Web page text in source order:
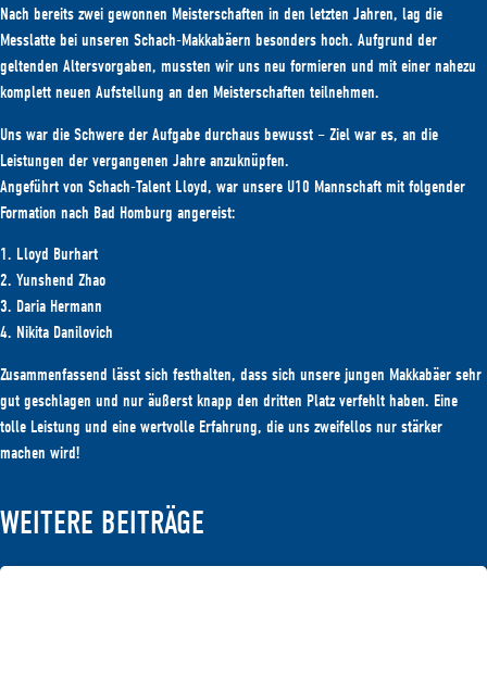
Nach bereits zwei gewonnen Meisterschaften in den letzten Jahren, lag die
Messlatte bei unseren Schach-Makkabäern besonders hoch. Aufgrund der
geltenden Altersvorgaben, mussten wir uns neu formieren und mit einer nahezu
komplett neuen Aufstellung an den Meisterschaften teilnehmen.
Uns war die Schwere der Aufgabe durchaus bewusst – Ziel war es, an die
Leistungen der vergangenen Jahre anzuknüpfen.
Angeführt von Schach-Talent Lloyd, war unsere U10 Mannschaft mit folgender
Formation nach Bad Homburg angereist:
1. Lloyd Burhart
2. Yunshend Zhao
3. Daria Hermann
4. Nikita Danilovich
Zusammenfassend lässt sich festhalten, dass sich unsere jungen Makkabäer sehr
gut geschlagen und nur äußerst knapp den dritten Platz verfehlt haben. Eine
tolle Leistung und eine wertvolle Erfahrung, die uns zweifellos nur stärker
machen wird!
WEITERE BEITRÄGE